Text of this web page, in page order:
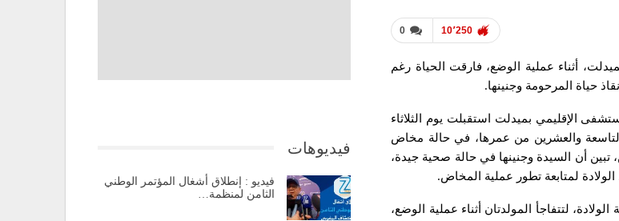
0 10٬250
أثناء عملية الوضع، فارقت الحياة رغم
حياة المرحومة وجنينها.
الإقليمي بميدلت استقبلت يوم الثلاثاء
التاسعة والعشرين من عمرها، في حالة مخاض
تبين أن السيدة وجنينها في حالة صحية جيدة،
لمتابعة تطور عملية المخاض.
لتتفاجأ المولدتان أثناء عملية الوضع،
فيديوهات
فيديو : إنطلاق أشغال المؤتمر الوطني
الثامن لمنظمة…